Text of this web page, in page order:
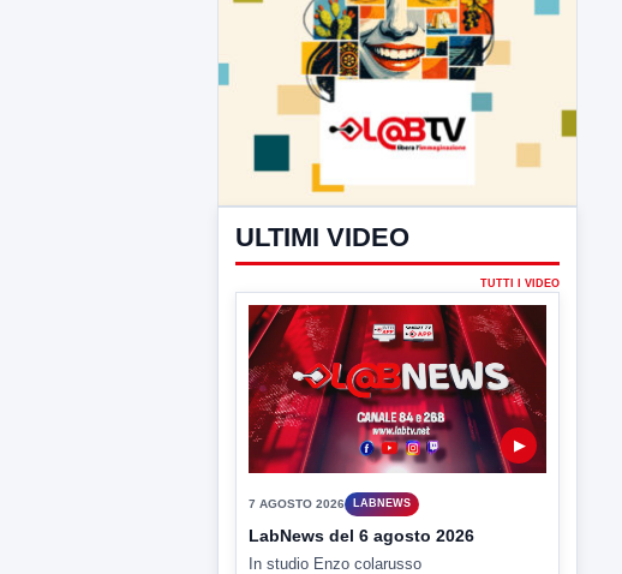
ULTIMI VIDEO
TUTTI I VIDEO
▶
7 AGOSTO 2026 LABNEWS
LabNews del 6 agosto 2026
In studio Enzo colarusso